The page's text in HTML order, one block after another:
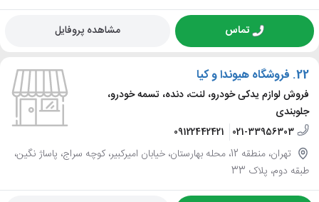
تماس مشاهده پروفایل
22. فروشگاه هیوندا و کیا
فروش لوازم یدکی خودرو، لنت، دنده، تسمه خودرو،
جلوبندی
021-33956303
09122442421
تهران، منطقه 12، محله بهارستان، خیابان امیرکبیر، کوچه سراج، پاساژ نگین،
طبقه دوم، پلاک 33